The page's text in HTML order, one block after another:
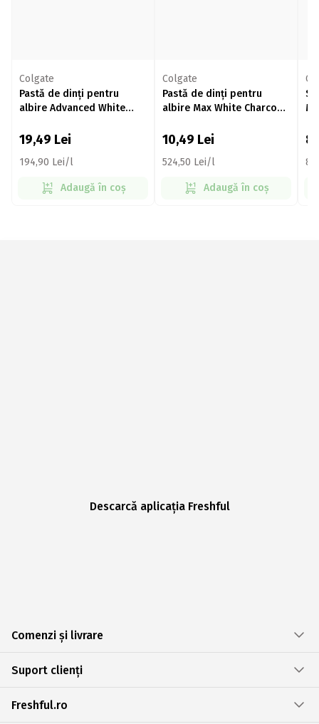
Colgate
Pastă de dinți pentru
albire Advanced White
Ash 100ml
19,49 Lei
194,90 Lei/l
Adaugă în coș
Colgate
Pastă de dinți pentru
albire Max White Charcoal
10,49 Lei
524,50 Lei/l
Adaugă în coș
Descarcă aplicația Freshful
Comenzi și livrare
Suport clienți
Freshful.ro